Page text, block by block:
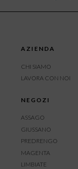
AZIENDA
CHI SIAMO
LAVORA CON NOI
NEGOZI
ASSAGO
GIUSSANO
PREDRENGO
MAGENTA
LIMBIATE